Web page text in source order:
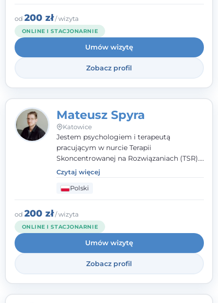
przestrzenią, w której można dotrzeć do
źródła trudności i spojrzeć na nie inaczej
niż dotąd.
od 200 zł/ wizyta
ONLINE I STACJONARNIE
Umów wizytę
Zobacz profil
Mateusz Spyra
Katowice
Jestem psychologiem i terapeutą
pracującym w nurcie Terapii
Skoncentrowanej na Rozwiązaniach (TSR).
Towarzyszę młodzieży i dorosłym z
empatią, zrozumieniem i bez oceniania.
Daję przestrzeń do bycia sobą, bo wiem, że
w każdym człowieku jest coś wyjątkowego.
Czytaj więcej
Polski
od 200 zł/ wizyta
ONLINE I STACJONARNIE
Umów wizytę
Zobacz profil